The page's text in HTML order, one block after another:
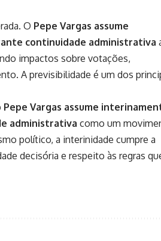
O Pepe Vargas assume
continuidade administrativa
impactos sobre votações,
A previsibilidade é um dos
Pepe Vargas assume
administrativa como um
político, a interinidade cumpre a
decisória e respeito às regras